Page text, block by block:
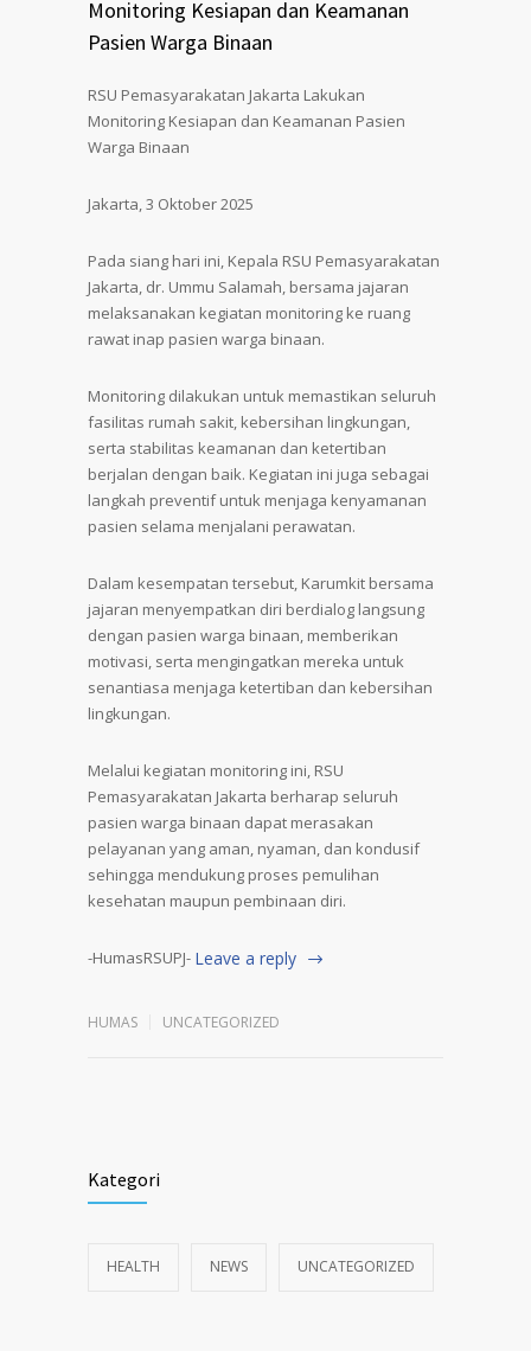
Monitoring Kesiapan dan Keamanan
Pasien Warga Binaan
RSU Pemasyarakatan Jakarta Lakukan
Monitoring Kesiapan dan Keamanan Pasien
Warga Binaan
Jakarta, 3 Oktober 2025
Pada siang hari ini, Kepala RSU Pemasyarakatan
Jakarta, dr. Ummu Salamah, bersama jajaran
melaksanakan kegiatan monitoring ke ruang
rawat inap pasien warga binaan.
Monitoring dilakukan untuk memastikan seluruh
fasilitas rumah sakit, kebersihan lingkungan,
serta stabilitas keamanan dan ketertiban
berjalan dengan baik. Kegiatan ini juga sebagai
langkah preventif untuk menjaga kenyamanan
pasien selama menjalani perawatan.
Dalam kesempatan tersebut, Karumkit bersama
jajaran menyempatkan diri berdialog langsung
dengan pasien warga binaan, memberikan
motivasi, serta mengingatkan mereka untuk
senantiasa menjaga ketertiban dan kebersihan
lingkungan.
Melalui kegiatan monitoring ini, RSU
Pemasyarakatan Jakarta berharap seluruh
pasien warga binaan dapat merasakan
pelayanan yang aman, nyaman, dan kondusif
sehingga mendukung proses pemulihan
kesehatan maupun pembinaan diri.
-HumasRSUPJ- Leave a reply
HUMAS UNCATEGORIZED
Kategori
HEALTH NEWS UNCATEGORIZED